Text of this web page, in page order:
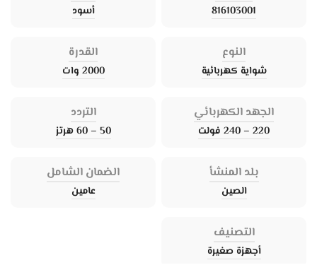
816103001 أسود
النوع
شواية كهربائية
القدرة
2000 وات
الجهد الكهربائي
220 – 240 فولت
التردد
50 – 60 هرتز
بلد المنشأ
الصين
الضمان الشامل
عامين
التصنيف
أجهزة صغيرة